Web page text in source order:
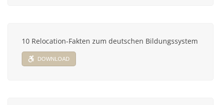
10 Relocation-Fakten zum deutschen Bildungssystem
DOWNLOAD